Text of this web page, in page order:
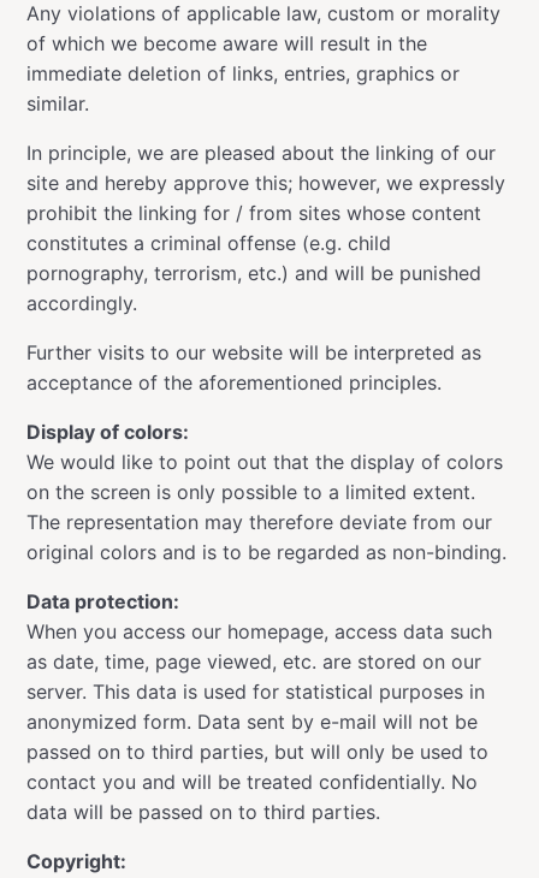
Any violations of applicable law, custom or morality
of which we become aware will result in the
immediate deletion of links, entries, graphics or
similar.
In principle, we are pleased about the linking of our
site and hereby approve this; however, we expressly
prohibit the linking for / from sites whose content
constitutes a criminal offense (e.g. child
pornography, terrorism, etc.) and will be punished
accordingly.
Further visits to our website will be interpreted as
acceptance of the aforementioned principles.
Display of colors:
We would like to point out that the display of colors
on the screen is only possible to a limited extent.
The representation may therefore deviate from our
original colors and is to be regarded as non-binding.
Data protection:
When you access our homepage, access data such
as date, time, page viewed, etc. are stored on our
server. This data is used for statistical purposes in
anonymized form. Data sent by e-mail will not be
passed on to third parties, but will only be used to
contact you and will be treated confidentially. No
data will be passed on to third parties.
Copyright: